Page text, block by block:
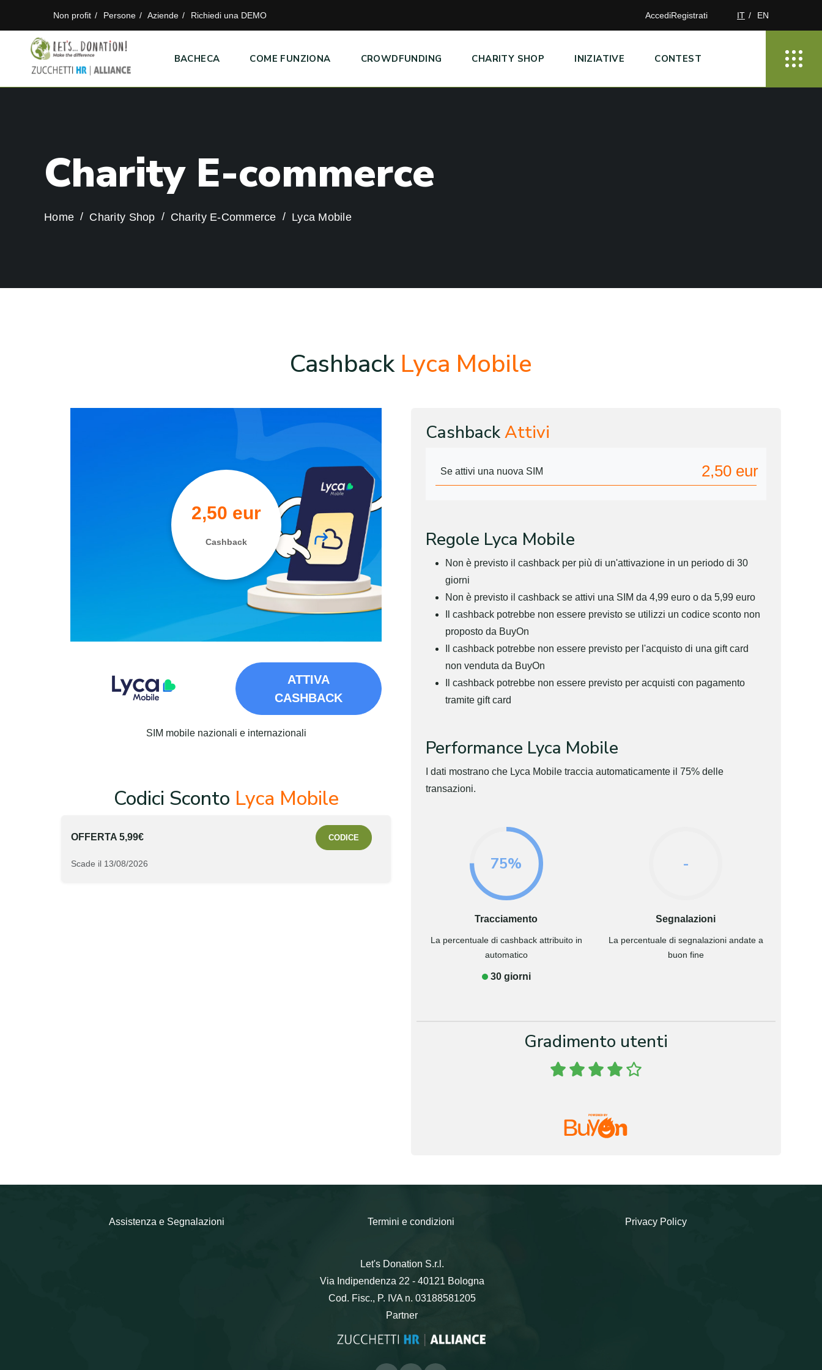
Non profit Persone Aziende Richiedi una DEMO AccediRegistrati IT EN
BACHECA COME FUNZIONA CROWDFUNDING CHARITY SHOP INIZIATIVE CONTEST
Charity E-commerce
Home Charity Shop Charity E-Commerce Lyca Mobile
Cashback Lyca Mobile
2,50 eur
Cashback
ATTIVA
CASHBACK
SIM mobile nazionali e internazionali
Codici Sconto Lyca Mobile
OFFERTA 5,99€ CODICE
Scade il 13/08/2026
CashbackAttivi
Se attivi una nuova SIM 2,50 eur
Regole Lyca Mobile
Non è previsto il cashback per più di un'attivazione in un periodo di 30
giorni
Non è previsto il cashback se attivi una SIM da 4,99 euro o da 5,99 euro
Il cashback potrebbe non essere previsto se utilizzi un codice sconto non
proposto da BuyOn
Il cashback potrebbe non essere previsto per l'acquisto di una gift card
non venduta da BuyOn
Il cashback potrebbe non essere previsto per acquisti con pagamento
tramite gift card
Performance Lyca Mobile
I dati mostrano che Lyca Mobile traccia automaticamente il 75% delle
transazioni.
75%
Tracciamento
La percentuale di cashback attribuito in
automatico
30 giorni
-
Segnalazioni
La percentuale di segnalazioni andate a
buon fine
Gradimento utenti
Assistenza e Segnalazioni Termini e condizioni Privacy Policy
Let's Donation S.r.l.
Via Indipendenza 22 - 40121 Bologna
Cod. Fisc., P. IVA n. 03188581205
Partner